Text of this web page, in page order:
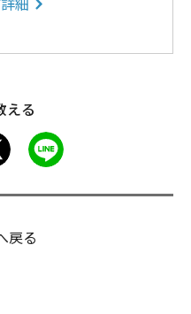
細
える
戻る